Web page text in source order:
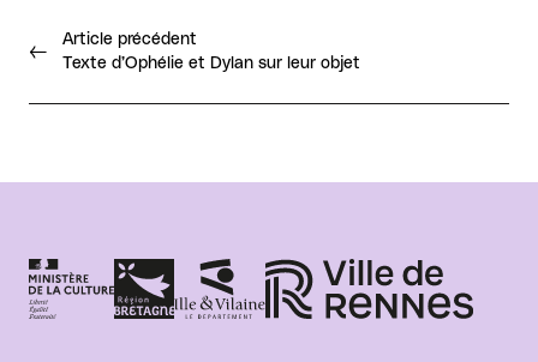
Article précédent
Texte d’Ophélie et Dylan sur leur objet